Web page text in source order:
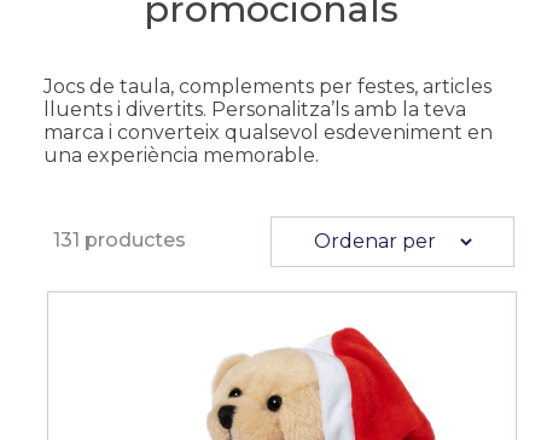
Jocs de taula, complements per festes, articles
lluents i divertits. Personalitza’ls amb la teva
marca i converteix qualsevol esdeveniment en
una experiència memorable.
131 productes